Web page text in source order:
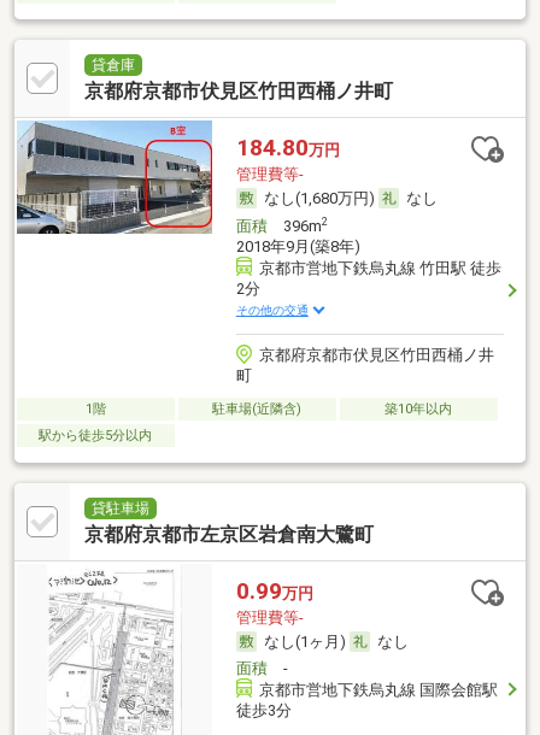
貸倉庫
京都府京都市伏見区竹田西桶ノ井町
184.80万円
管理費等-
なし(1,680万円)
なし
面積396m2
2018年9月(築8年)
京都市営地下鉄烏丸線 竹田駅 徒歩
2分
その他の交通
京都府京都市伏見区竹田西桶ノ井
町
1階 駐車場(近隣含)
築10年以内
駅から徒歩5分以内
貸駐車場
京都府京都市左京区岩倉南大鷺町
0.99万円
管理費等-
なし(1ヶ月)
なし
面積-
京都市営地下鉄烏丸線 国際会館駅
徒歩3分